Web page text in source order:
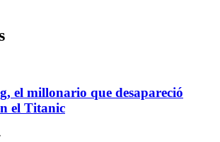
el millonario que desapareció
el Titanic